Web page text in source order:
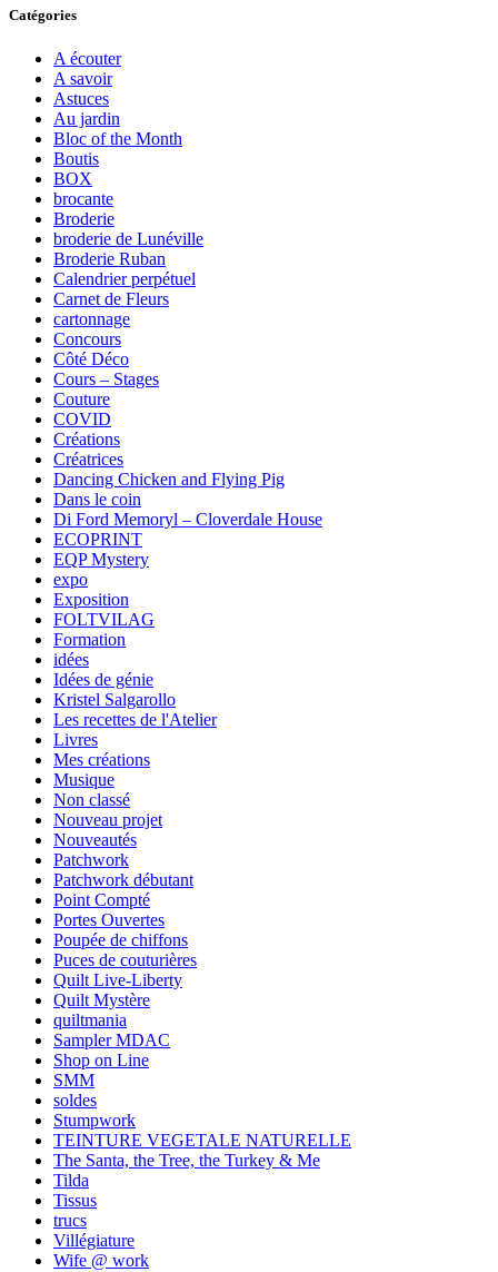
Catégories
A écouter
A savoir
Astuces
Au jardin
Bloc of the Month
Boutis
BOX
brocante
Broderie
broderie de Lunéville
Broderie Ruban
Calendrier perpétuel
Carnet de Fleurs
cartonnage
Concours
Côté Déco
Cours – Stages
Couture
COVID
Créations
Créatrices
Dancing Chicken and Flying Pig
Dans le coin
Di Ford Memoryl – Cloverdale House
ECOPRINT
EQP Mystery
expo
Exposition
FOLTVILAG
Formation
idées
Idées de génie
Kristel Salgarollo
Les recettes de l'Atelier
Livres
Mes créations
Musique
Non classé
Nouveau projet
Nouveautés
Patchwork
Patchwork débutant
Point Compté
Portes Ouvertes
Poupée de chiffons
Puces de couturières
Quilt Live-Liberty
Quilt Mystère
quiltmania
Sampler MDAC
Shop on Line
SMM
soldes
Stumpwork
TEINTURE VEGETALE NATURELLE
The Santa, the Tree, the Turkey & Me
Tilda
Tissus
trucs
Villégiature
Wife @ work